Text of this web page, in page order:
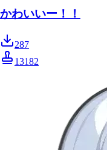
かわいいー！！
287
13182